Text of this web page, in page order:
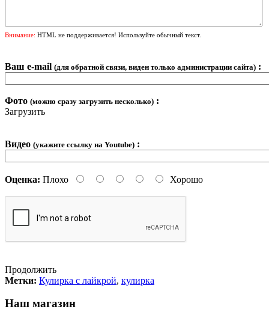
Внимание: HTML не поддерживается! Используйте обычный текст.
Ваш e-mail (для обратной связи, виден только администрации сайта) :
Фото (можно сразу загрузить несколько) :
Загрузить
Видео (укажите ссылку на Youtube) :
Оценка: Плохо Хорошо
Продолжить
Метки: Кулирка с лайкрой, кулирка
Наш магазин